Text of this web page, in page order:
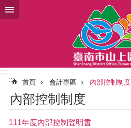
跳到主要內容區塊
:::
:::
首頁 會計專區 內部控制制度
內部控制制度
111年度內部控制聲明書